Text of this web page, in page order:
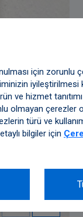
için zorunlu
iyileştirilmesi
ve hizmet
olmayan çerezler
türü ve
bilgiler için